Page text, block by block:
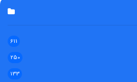
611
250
133